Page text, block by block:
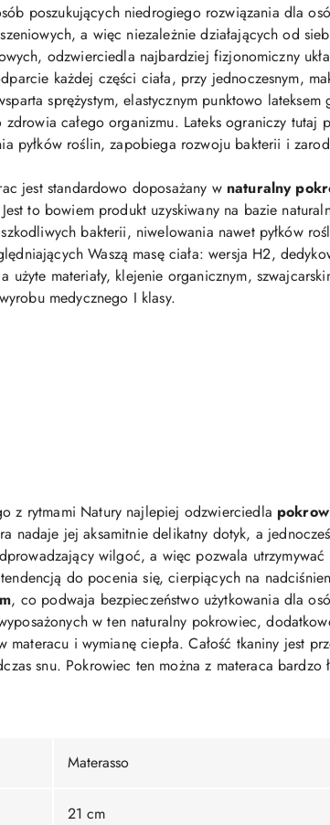
poszukujących niedrogiego rozwiązania dla
a więc niezależnie działających od
odzwierciedla najbardziej fizjonomiczny
każdej części ciała, przy jednoczesnym,
sprężystym, elastycznym punktowo
całego organizmu. Lateks ograniczy tutaj
pyłków roślin, zapobiega rozwoju bakterii i
jest standardowo doposażany w naturalny
to bowiem produkt uzyskiwany na bazie
bakterii, niwelowania nawet pyłków
Waszą masę ciała: wersja H2,
materiały, klejenie organicznym,
medycznego I klasy.
z rytmami Natury najlepiej odzwierciedla
nadaje jej aksamitnie delikatny dotyk, a
wilgoć, a więc pozwala
do pocenia się, cierpiących na
, co podwaja bezpieczeństwo użytkowania dla
w ten naturalny pokrowiec,
i wymianę ciepła. Całość tkaniny jest
snu. Pokrowiec ten można z materaca bardzo
Materasso
21 cm